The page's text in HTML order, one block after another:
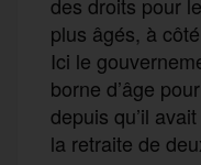
plus âgés, à
Ici le
borne d’âge
depuis qu’il
la retraite de